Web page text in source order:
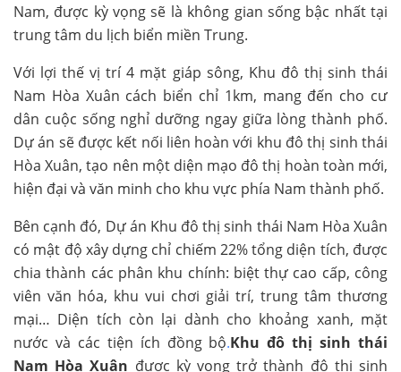
Nam, được kỳ vọng sẽ là không gian sống bậc nhất tại
trung tâm du lịch biển miền Trung.
Với lợi thế vị trí 4 mặt giáp sông, Khu đô thị sinh thái
Nam Hòa Xuân cách biển chỉ 1km, mang đến cho cư
dân cuộc sống nghỉ dưỡng ngay giữa lòng thành phố.
Dự án sẽ được kết nối liên hoàn với khu đô thị sinh thái
Hòa Xuân, tạo nên một diện mạo đô thị hoàn toàn mới,
hiện đại và văn minh cho khu vực phía Nam thành phố.
Bên cạnh đó, Dự án Khu đô thị sinh thái Nam Hòa Xuân
có mật độ xây dựng chỉ chiếm 22% tổng diện tích, được
chia thành các phân khu chính: biệt thự cao cấp, công
viên văn hóa, khu vui chơi giải trí, trung tâm thương
mại… Diện tích còn lại dành cho khoảng xanh, mặt
nước và các tiện ích đồng bộ.Khu đô thị sinh thái
Nam Hòa Xuân được kỳ vọng trở thành đô thị sinh